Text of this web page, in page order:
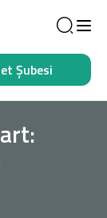
İçin
Şubesi